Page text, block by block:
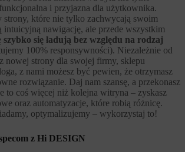
i przyjazna dla użytkownika.
strony, które nie tylko zachwycają swoim
intuicyjną nawigację, ale przede wszystkim
szybko się ładują bez względu na rodzaj
100% responsywności). Niezależnie od
nowej strony dla swojej firmy, sklepu
z nami możesz być pewien, że otrzymasz
rozwiązanie. Daj nam szansę, a przekonasz
to coś więcej niż kolejna witryna – zyskasz
oraz automatyzacje, które robią różnicę.
optymalizujemy – wykorzystaj to!
z Hi DESIGN